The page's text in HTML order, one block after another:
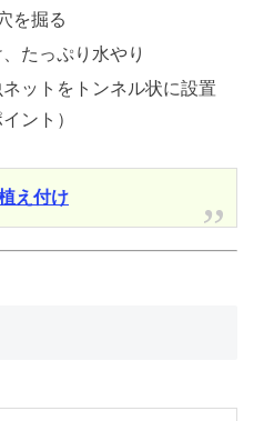
を掘る
たっぷり水やり
ットをトンネル状に設置
ント）
え付け